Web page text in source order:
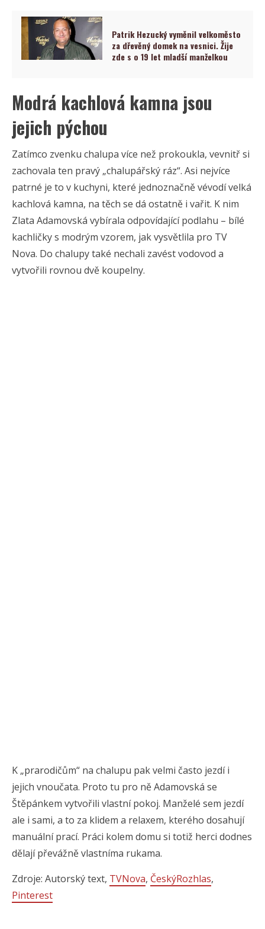
Patrik Hezucký vyměnil velkoměsto
za dřevěný domek na vesnici. Žije
zde s o 19 let mladší manželkou
Modrá kachlová kamna jsou
jejich pýchou
Zatímco zvenku chalupa více než prokoukla, vevnitř si
zachovala ten pravý „chalupářský ráz“. Asi nejvíce
patrné je to v kuchyni, které jednoznačně vévodí velká
kachlová kamna, na těch se dá ostatně i vařit. K nim
Zlata Adamovská vybírala odpovídající podlahu – bílé
kachličky s modrým vzorem, jak vysvětlila pro TV
Nova. Do chalupy také nechali zavést vodovod a
vytvořili rovnou dvě koupelny.
K „prarodičům“ na chalupu pak velmi často jezdí i
jejich vnoučata. Proto tu pro ně Adamovská se
Štěpánkem vytvořili vlastní pokoj. Manželé sem jezdí
ale i sami, a to za klidem a relaxem, kterého dosahují
manuální prací. Práci kolem domu si totiž herci dodnes
dělají převážně vlastníma rukama.
Zdroje: Autorský text, TVNova, ČeskýRozhlas,
Pinterest